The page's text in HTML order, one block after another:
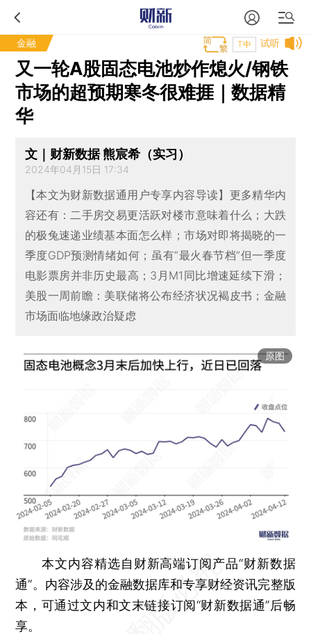
金融 试听
T中
又一轮A股固态电池炒作熄火/钢铁
市场的超预期寒冬很难捱｜数据精
华
文｜财新数据 熊宸希（实习）
2024年04月15日 17:34
【本文为财新数据通用户专享内容导读】更多精华内
容还有：二手房交易更活跃对楼市意味着什么；大跌
的极兔速递业绩基本面怎么样；市场对即将揭晓的一
季度GDP预测情绪如何；虽有“最火春节档”但一季度
电影票房并非历史最高；3月M1同比增速延续下滑；
美股一周前瞻：美联储将公布经济状况褐皮书；金融
市场面临地缘政治疑虑
原图
本文内容精选自财新高端订阅产品“财新数据
通”。内容涉及的金融数据库和专享财经资讯完整版
本，可通过文内和文末链接订阅“财新数据通”后畅
享。